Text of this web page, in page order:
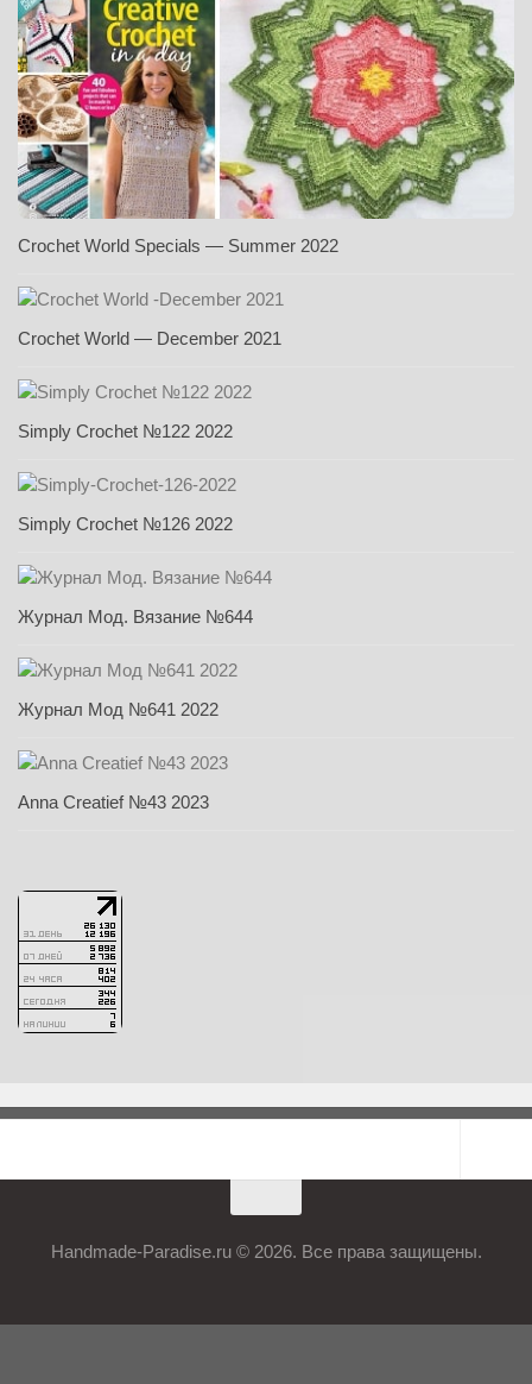
Crochet World Specials — Summer 2022
Crochet World — December 2021
Simply Crochet №122 2022
Simply Crochet №126 2022
Журнал Мод. Вязание №644
Журнал Мод №641 2022
Anna Creatief №43 2023
Handmade-Paradise.ru © 2026. Все права защищены.